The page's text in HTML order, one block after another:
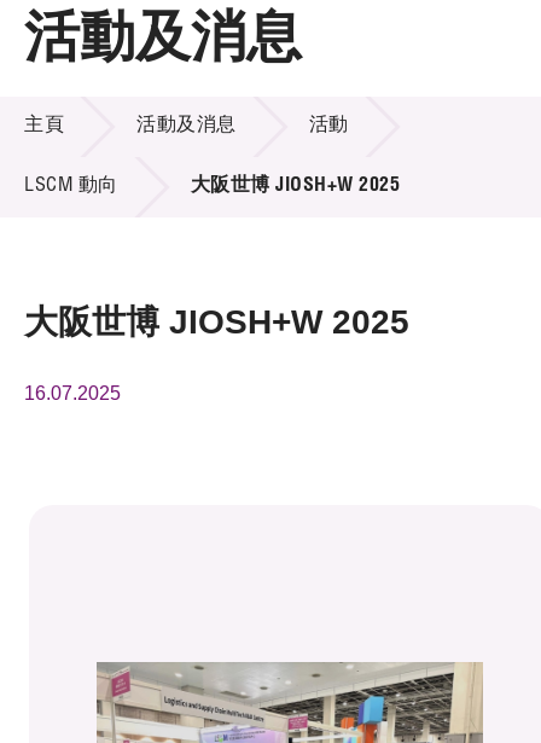
主頁
關於LSCM
技術商品化
項目及資助計劃
活動及消息
活動及消息
活動及消息
主頁 活動及消息 活動
LSCM 動向 大阪世博 JIOSH+W 2025
大阪世博 JIOSH+W 2025
16.07.2025